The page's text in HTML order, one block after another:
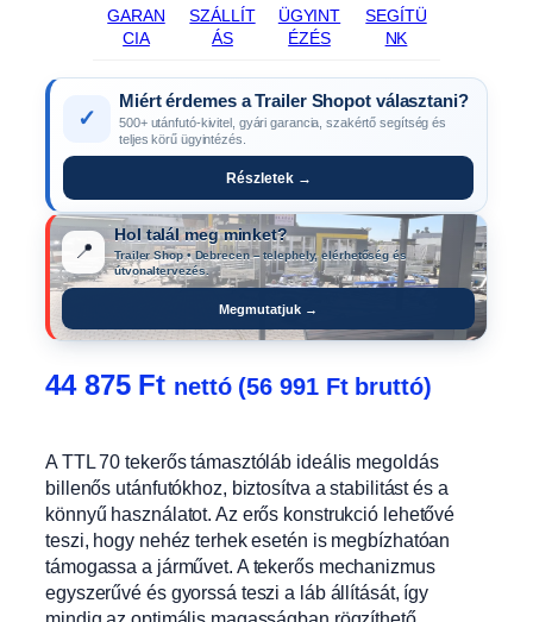
GARAN
CIA
SZÁLLÍT
ÁS
ÜGYINT
ÉZÉS
SEGÍTÜ
NK
✓
Miért érdemes a Trailer Shopot választani?
500+ utánfutó-kivitel, gyári garancia, szakértő segítség és
teljes körű ügyintézés.
Részletek →
📍
Hol talál meg minket?
Trailer Shop • Debrecen – telephely, elérhetőség és
útvonaltervezés.
Megmutatjuk →
44 875 Ft nettó (56 991 Ftbruttó)
A TTL 70 tekerős támasztóláb ideális megoldás
billenős utánfutókhoz, biztosítva a stabilitást és a
könnyű használatot. Az erős konstrukció lehetővé
teszi, hogy nehéz terhek esetén is megbízhatóan
támogassa a járművet. A tekerős mechanizmus
egyszerűvé és gyorssá teszi a láb állítását, így